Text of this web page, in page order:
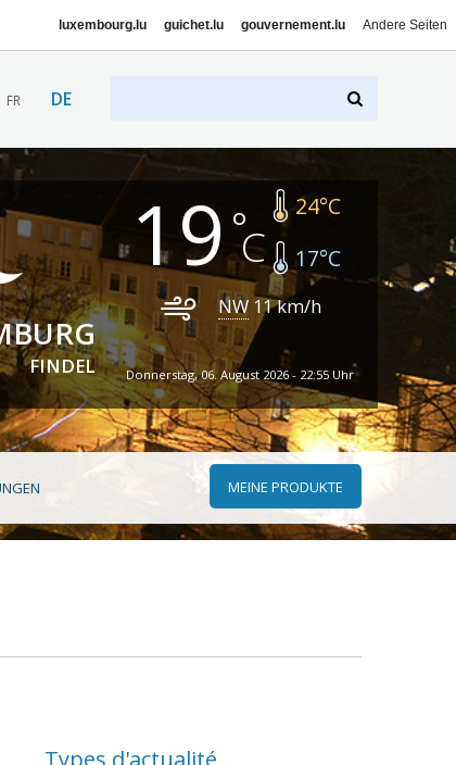
luxembourg.lu guichet.lu gouvernement.lu Andere Seiten
FR DE
FINDEL
19 24°C
17°C
NW 11km/h
Donnerstag, 06. August 2026 - 22:55 Uhr
MEINE PRODUKTE
Types d'actualité